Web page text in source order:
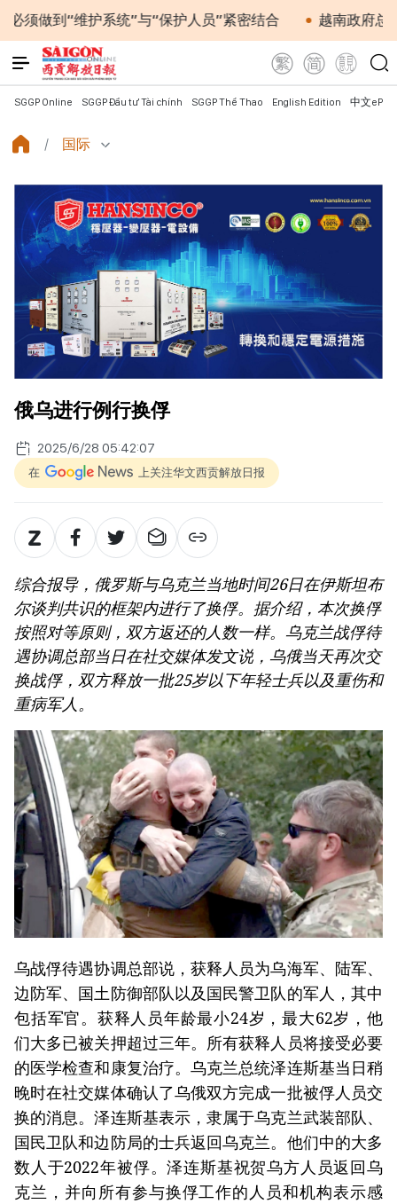
维护系统”与“保护人员”紧密结合 越南政府总理黎明兴
SGGP Online SGGP Đầu tư Tài chính SGGP Thể Thao English Edition 中文
国际
俄乌进行例行换俘
2025/6/28 05:42:07
在 上关注华文西贡解放日报
综合报导，俄罗斯与乌克兰当地时间26日在伊斯坦布
尔谈判共识的框架内进行了换俘。据介绍，本次换俘
按照对等原则，双方返还的人数一样。乌克兰战俘待
遇协调总部当日在社交媒体发文说，乌俄当天再次交
换战俘，双方释放一批25岁以下年轻士兵以及重伤和
重病军人。
乌战俘待遇协调总部说，获释人员为乌海军、陆军、
边防军、国土防御部队以及国民警卫队的军人，其中
包括军官。获释人员年龄最小24岁，最大62岁，他
们大多已被关押超过三年。所有获释人员将接受必要
的医学检查和康复治疗。乌克兰总统泽连斯基当日稍
晚时在社交媒体确认了乌俄双方完成一批被俘人员交
换的消息。泽连斯基表示，隶属于乌克兰武装部队、
国民卫队和边防局的士兵返回乌克兰。他们中的大多
数人于2022年被俘。泽连斯基祝贺乌方人员返回乌
克兰，并向所有参与换俘工作的人员和机构表示感